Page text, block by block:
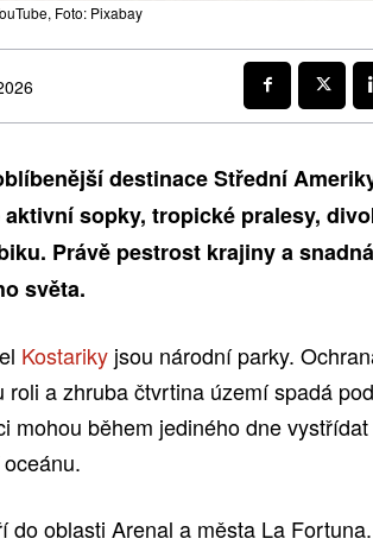
Foto: Pixabay
destinace Střední
sopky, tropické pralesy,
Právě pestrost krajiny a
světa.
Kostariky jsou národní parky.
roli a zhruba čtvrtina území spadá
mohou během jediného dne
do oblasti Arenal a města La